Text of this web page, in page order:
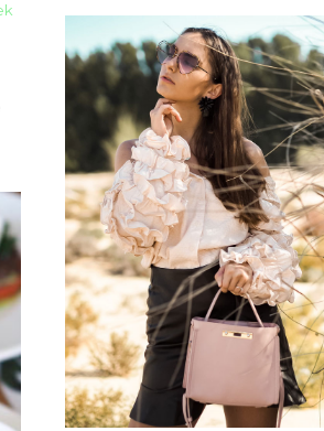
OUTFIT // PINK RUFFLE
BLOUSE W/ HEART
SUNGLASSES